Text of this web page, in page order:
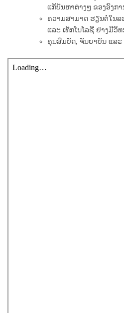
ແກ້ບັນຫາຕ່າງໆ ຂອງອົງກ
ຄວາມສາມາດ ຮຽນຕໍ່ໃນລ
ແລະ ເທັກໂນໂລຊີ ຢ່າງມີວິ
ຄຸນສົມບັດ, ຈັນຍາບັນ ແລະ